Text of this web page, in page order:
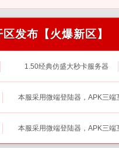
发布【火爆新区】
1.50经典仿盛大秒卡服务器
本服采用微端登陆器，APK三端
本服采用微端登陆器，APK三端